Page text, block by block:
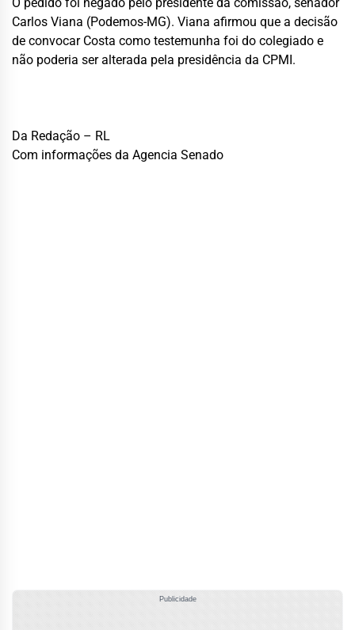
Carlos Viana (Podemos-MG). Viana afirmou que a decisão
de convocar Costa como testemunha foi do colegiado e
não poderia ser alterada pela presidência da CPMI.
Da Redação – RL
Com informações da Agencia Senado
Publicidade